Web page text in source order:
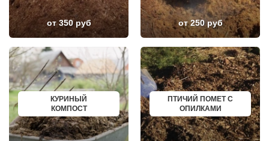
ЗНАМЯ ОКТЯБРЯ
ИВАНТЕЕВКА
ИКША
ИСТРА
КАЛИНИНЕЦ
КАШИРА
КИЕВСКИЙ
КЛИМОВСК
КЛИН
КЛЯЗЬМА
КНУТОВО
КОЖИНО
КОКОШКИНО
КОЛЮБАКИНО
АЛЬМЕТЬЕВСК
ГРОЗНЫЙ
ЗЛАТОУСТ
НОВОЧЕБОКСАРСК
МИРНЫЙ
ГЕОРГИЕВСК
НОВОКУЙБЫШЕВСК
МИНЕРАЛЬНЫЕ ВОДЫ
ЕЛАБУГА
ЕЛЕЦ
ПАВЛОВО
КИСЛОВОДСК
КРОПОТКИН
УСОЛЬЕ
от 350 руб от 250 руб
КУРИНЫЙ
КОМПОСТ
ПТИЧИЙ ПОМЕТ С
ОПИЛКАМИ